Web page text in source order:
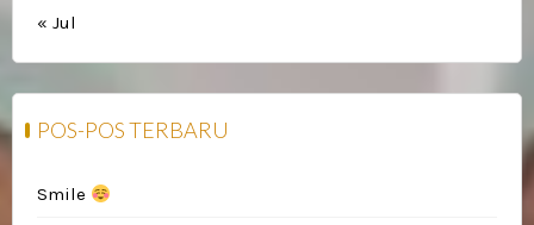
« Jul
POS-POS TERBARU
Smile